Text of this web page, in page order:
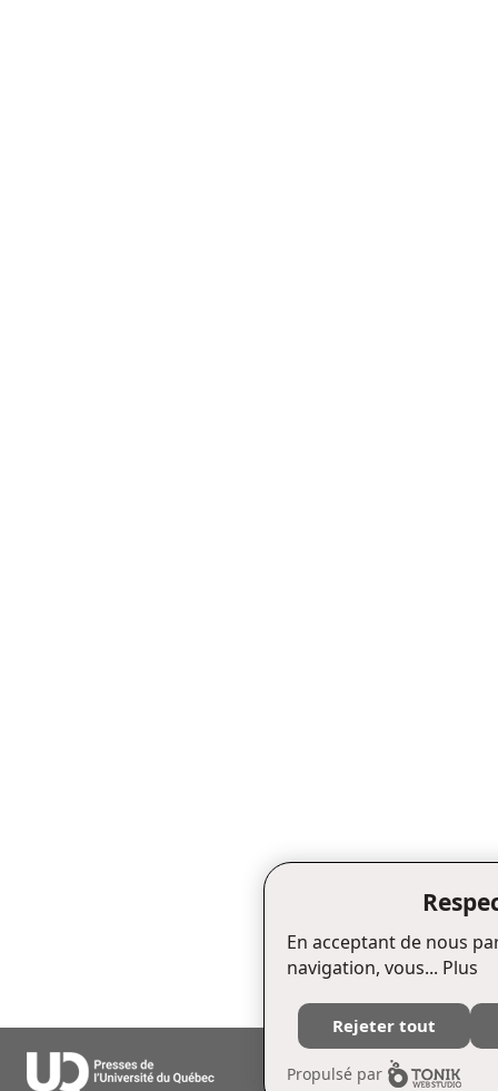
Édifice Fleurie, 480, de La Chapelle,
Tél. : (418) 657-4399 Téléc. : (418)
En acceptant de nous
navigation, vous... Plus
Rejeter tout
Propulsé par